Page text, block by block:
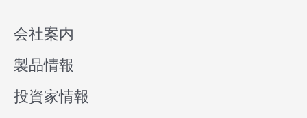
会社案内
製品情報
投資家情報